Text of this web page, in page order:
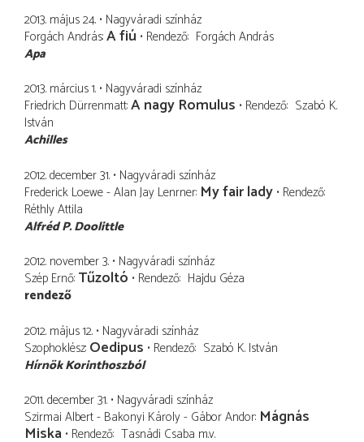
2013. május 24. Nagyváradi színház
Forgách András A fiú Rendező Forgách András
Apa
2013. március 1. Nagyváradi színház
Friedrich Dürrenmatt A nagy Romulus Rendező Szabó K.
István
Achilles
2012. december 31. Nagyváradi színház
Frederick Loewe - Alan Jay Lenrner My fair lady Rendező
Réthly Attila
Alfréd P. Doolittle
2012. november 3. Nagyváradi színház
Szép Ernő Tűzoltó Rendező Hajdu Géza
rendező
2012. május 12. Nagyváradi színház
Szophoklész Oedipus Rendező Szabó K. István
Hírnök Korinthoszból
2011. december 31. Nagyváradi színház
Szirmai Albert - Bakonyi Károly - Gábor Andor Mágnás
Miska Rendező Tasnádi Csaba m.v.